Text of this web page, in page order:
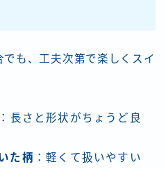
も、工夫次第で楽しくスイ
：長さと形状がちょうど良
た柄 ：軽くて扱いやすい